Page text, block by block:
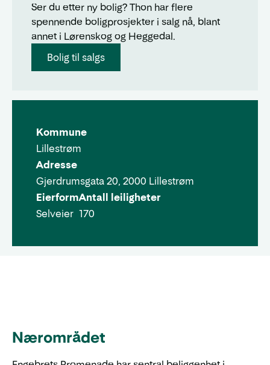
Ser du etter ny bolig? Thon har flere
spennende boligprosjekter i salg nå, blant
annet i Lørenskog og Heggedal.
Bolig til salgs
Kommune
Lillestrøm
Adresse
Gjerdrumsgata 20, 2000 Lillestrøm
Eierform
Selveier
Antall leiligheter
170
Nærområdet